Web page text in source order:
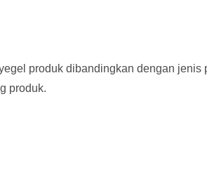
produk dibandingkan dengan jenis
produk.